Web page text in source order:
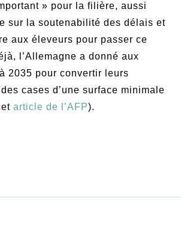
» pour la filière, aussi
sur la soutenabilité des délais et
aux éleveurs pour passer ce
l’Allemagne a donné aux
2035 pour convertir leurs
cases d’une surface minimale
article de l’AFP).